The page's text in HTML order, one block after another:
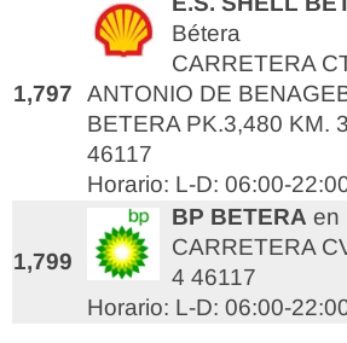
1,797
Bétera
CARRETERA
ANTONIO DE
BETERA PK.3,480 KM.
46117
Horario: L-D: 06:00-
1,799
BP BETERA en
CARRETERA
4 46117
Horario: L-D: 06:00-